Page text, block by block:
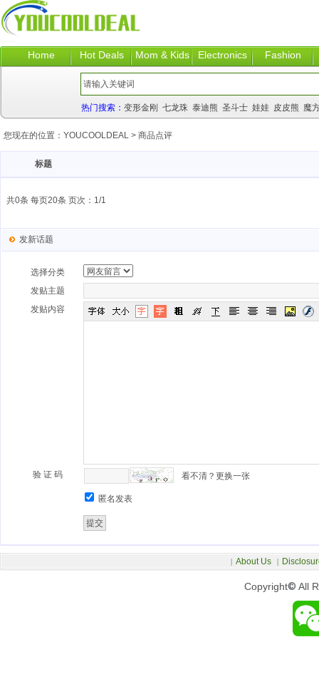
Home Hot Deals Mom & Kids Electronics Fashion
热门搜索： 变形金刚 七龙珠 泰迪熊 圣斗士 娃娃 皮皮熊 魔
您现在的位置： YOUCOOLDEAL > 商品点评
标题
共0条 每页20条 页次：1/1
发新话题
选择分类
发贴主题
发贴内容
验 证 码 看不清？更换一张
匿名发表
Copyright© All
| About Us |